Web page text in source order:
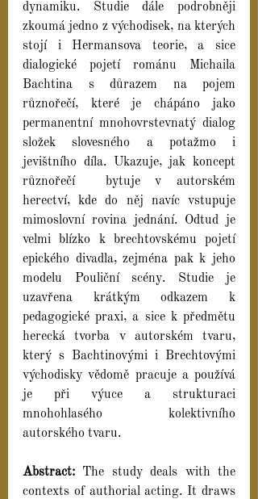
dynamiku. Studie dále podrobněji
zkoumá jedno z východisek, na kterých
stojí i Hermansova teorie, a sice
dialogické pojetí románu Michaila
Bachtina s důrazem na pojem
různořečí, které je chápáno jako
permanentní mnohovrstevnatý dialog
složek slovesného a potažmo i
jevištního díla. Ukazuje, jak koncept
různořečí  bytuje v autorském
herectví, kde do něj navíc vstupuje
mimoslovní rovina jednání. Odtud je
velmi blízko k brechtovskému pojetí
epického divadla, zejména pak k jeho
modelu Pouliční scény. Studie je
uzavřena krátkým odkazem k
pedagogické praxi, a sice k předmětu
herecká tvorba v autorském tvaru,
který s Bachtinovými i Brechtovými
východisky vědomě pracuje a používá
je při výuce a strukturaci
mnohohlasého kolektivního
autorského tvaru.
Abstract: The study deals with the
contexts of authorial acting. It draws